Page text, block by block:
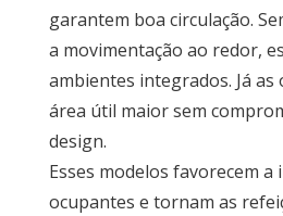
garantem boa circulação.
a movimentação ao redor,
ambientes integrados. Já as
área útil maior sem
design.
Esses modelos favorecem
ocupantes e tornam as